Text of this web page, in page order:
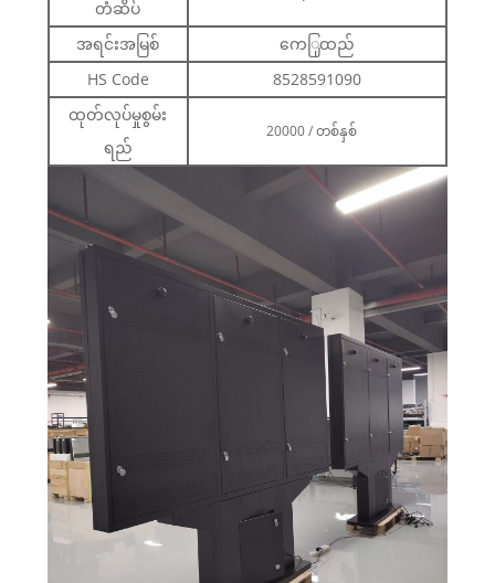
တံဆိပ်
အရင်းအမြစ်
ကေြှထည်
HS Code
8528591090
ထုတ်လုပ်မှုစွမ်း
ရည်
20000 / တစ်နှစ်